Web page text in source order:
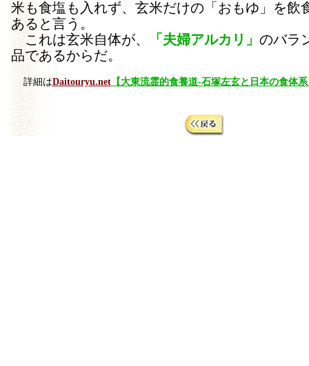
米も食塩も入れず、玄米だけの「おもゆ」を飲
あると言う。
これは玄米自体が、
「夫婦アルカリ」 のバラ
品であるからだ。
詳細はDaitouryu.net【大東流霊的食養道-石塚左玄と日本の食体系